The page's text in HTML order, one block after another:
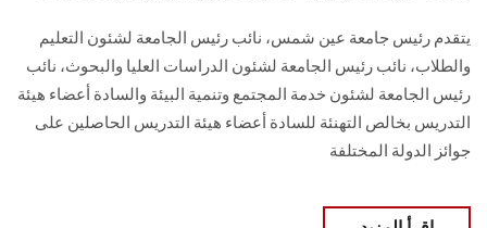
يتقدم رئيس جامعة عين شمس، نائب رئيس الجامعة لشئون التعليم
والطلاب، نائب رئيس الجامعة لشئون الدراسات العليا والبحوث، نائب
رئيس الجامعة لشئون خدمة المجتمع وتنمية البيئة والسادة أعضاء هيئة
التدريس بخالص التهنئة للسادة أعضاء هيئة التدريس الحاصلين على
جوائز الدولة المختلفة